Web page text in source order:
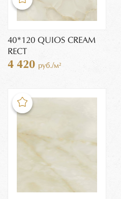
40*120 QUIOS CREAM
RECT
4 420 руб./м²